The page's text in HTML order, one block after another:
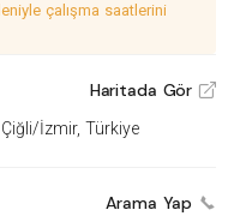
çalışma saatlerini
Haritada Gör V
İzmir, Türkiye
Arama Yap